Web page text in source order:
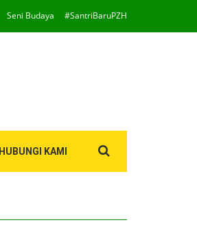
Seni Budaya #SantriBaruPZH
HUBUNGI KAMI
for: